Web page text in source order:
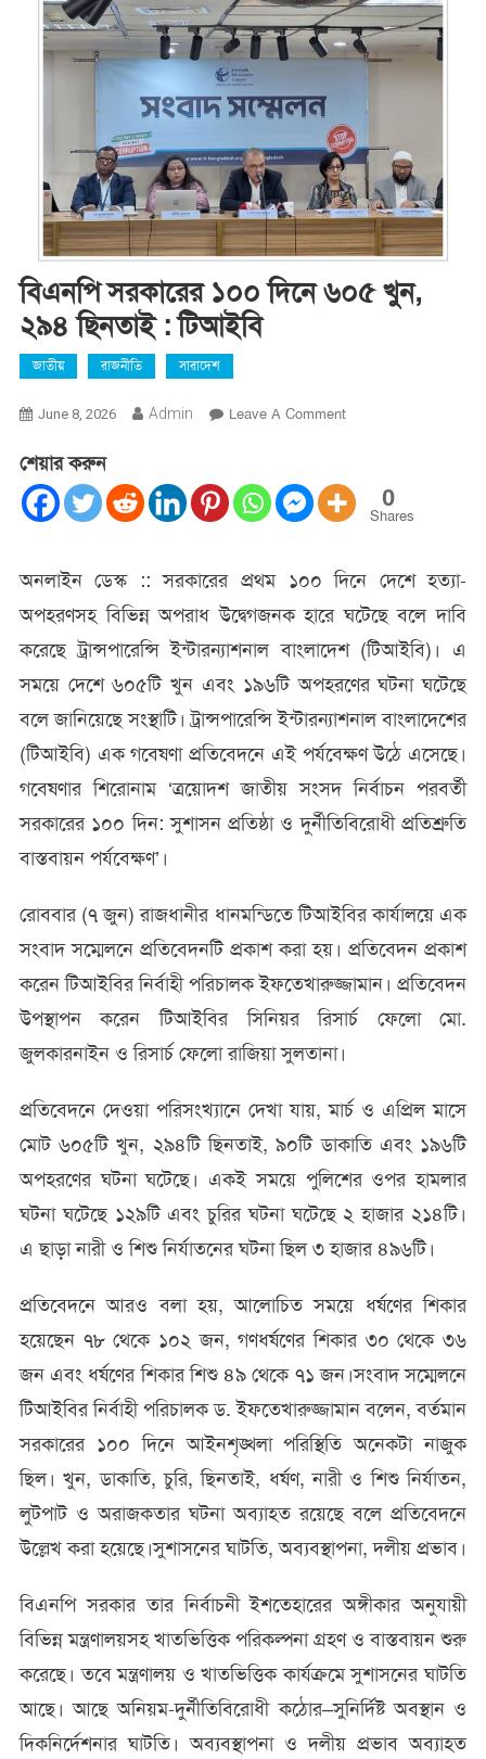
বিএনপি সরকারের ১০০ দিনে ৬০৫ খুন,
২৯৪ ছিনতাই : টিআইবি
জাতীয় রাজনীতি সারাদেশ
June 8, 2026 Admin Leave A CommentOn
১০০
দিনে
২৯৪
ছিনতাই
:
টিআইবি
শেয়ার করুন
0
Shares
অনলাইন ডেস্ক :: সরকারের প্রথম ১০০ দিনে দেশে হত্যা-
অপহরণসহ বিভিন্ন অপরাধ উদ্বেগজনক হারে ঘটেছে বলে দাবি
করেছে ট্রান্সপারেন্সি ইন্টারন্যাশনাল বাংলাদেশ (টিআইবি)। এ
সময়ে দেশে ৬০৫টি খুন এবং ১৯৬টি অপহরণের ঘটনা ঘটেছে
বলে জানিয়েছে সংস্থাটি। ট্রান্সপারেন্সি ইন্টারন্যাশনাল বাংলাদেশের
(টিআইবি) এক গবেষণা প্রতিবেদনে এই পর্যবেক্ষণ উঠে এসেছে।
গবেষণার শিরোনাম ‘ত্রয়োদশ জাতীয় সংসদ নির্বাচন পরবর্তী
সরকারের ১০০ দিন: সুশাসন প্রতিষ্ঠা ও দুর্নীতিবিরোধী প্রতিশ্রুতি
বাস্তবায়ন পর্যবেক্ষণ’।
রোববার (৭ জুন) রাজধানীর ধানমন্ডিতে টিআইবির কার্যালয়ে এক
সংবাদ সম্মেলনে প্রতিবেদনটি প্রকাশ করা হয়। প্রতিবেদন প্রকাশ
করেন টিআইবির নির্বাহী পরিচালক ইফতেখারুজ্জামান। প্রতিবেদন
উপস্থাপন করেন টিআইবির সিনিয়র রিসার্চ ফেলো মো.
জুলকারনাইন ও রিসার্চ ফেলো রাজিয়া সুলতানা।
প্রতিবেদনে দেওয়া পরিসংখ্যানে দেখা যায়, মার্চ ও এপ্রিল মাসে
মোট ৬০৫টি খুন, ২৯৪টি ছিনতাই, ৯০টি ডাকাতি এবং ১৯৬টি
অপহরণের ঘটনা ঘটেছে। একই সময়ে পুলিশের ওপর হামলার
ঘটনা ঘটেছে ১২৯টি এবং চুরির ঘটনা ঘটেছে ২ হাজার ২১৪টি।
এ ছাড়া নারী ও শিশু নির্যাতনের ঘটনা ছিল ৩ হাজার ৪৯৬টি।
প্রতিবেদনে আরও বলা হয়, আলোচিত সময়ে ধর্ষণের শিকার
হয়েছেন ৭৮ থেকে ১০২ জন, গণধর্ষণের শিকার ৩০ থেকে ৩৬
জন এবং ধর্ষণের শিকার শিশু ৪৯ থেকে ৭১ জন।সংবাদ সম্মেলনে
টিআইবির নির্বাহী পরিচালক ড. ইফতেখারুজ্জামান বলেন, বর্তমান
সরকারের ১০০ দিনে আইনশৃঙ্খলা পরিস্থিতি অনেকটা নাজুক
ছিল। খুন, ডাকাতি, চুরি, ছিনতাই, ধর্ষণ, নারী ও শিশু নির্যাতন,
লুটপাট ও অরাজকতার ঘটনা অব্যাহত রয়েছে বলে প্রতিবেদনে
উল্লেখ করা হয়েছে।সুশাসনের ঘাটতি, অব্যবস্থাপনা, দলীয় প্রভাব।
‎বিএনপি সরকার তার নির্বাচনী ইশতেহারের অঙ্গীকার অনুযায়ী
বিভিন্ন মন্ত্রণালয়সহ খাতভিত্তিক পরিকল্পনা গ্রহণ ও বাস্তবায়ন শুরু
করেছে। তবে মন্ত্রণালয় ও খাতভিত্তিক কার্যক্রমে সুশাসনের ঘাটতি
আছে। আছে অনিয়ম-দুর্নীতিবিরোধী কঠোর–সুনির্দিষ্ট অবস্থান ও
দিকনির্দেশনার ঘাটতি। অব্যবস্থাপনা ও দলীয় প্রভাব অব্যাহত